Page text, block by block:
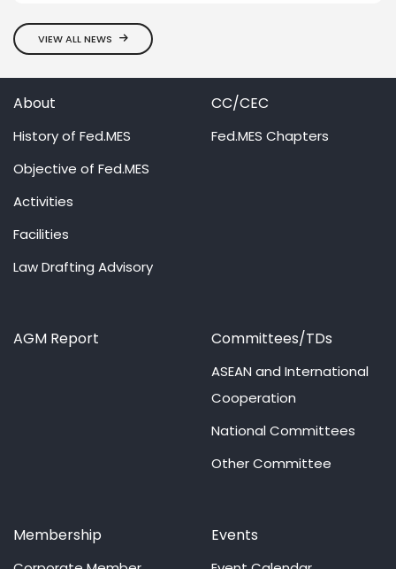
VIEW ALL NEWS
About
History of Fed.MES
Objective of Fed.MES
Activities
Facilities
Law Drafting Advisory
CC/CEC
Fed.MES Chapters
AGM Report Committees/TDs
ASEAN and International
Cooperation
National Committees
Other Committee
Membership Events